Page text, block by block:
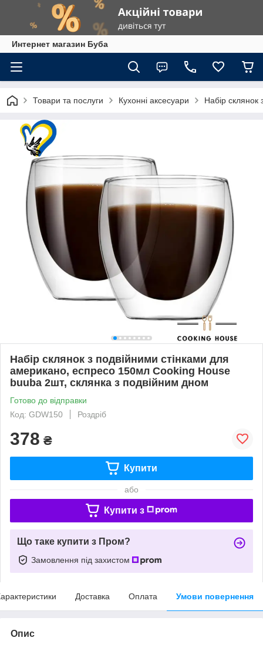
Интернет магазин Буба
Товари та послуги Кухонні аксесуари Набір
Набір склянок з подвійними стінками для
американо, еспресо 150мл Cooking House
buuba 2шт, склянка з подвійним дном
Готово до відправки
Код: GDW150
Роздріб
378 ₴
Купити
або
Купити з
Що таке купити з Пром?
Замовлення під захистом
Доставка Оплата Умови повернення
Опис